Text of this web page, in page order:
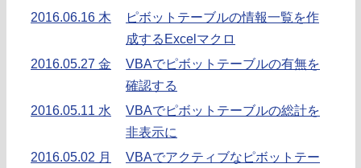
2016.06.16 木
ピボットテーブルの情報一覧を作
成するExcelマクロ
2016.05.27 金
VBAでピボットテーブルの有無を
確認する
2016.05.11 水
VBAでピボットテーブルの総計を
非表示に
2016.05.02 月
VBAでアクティブなピボットテー